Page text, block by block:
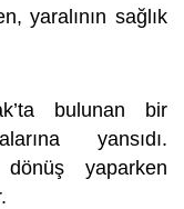
yaralının sağlık
bulunan bir
yansıdı.
yaparken